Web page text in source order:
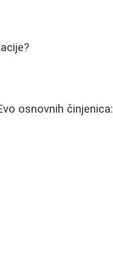
osnovnih činjenica: